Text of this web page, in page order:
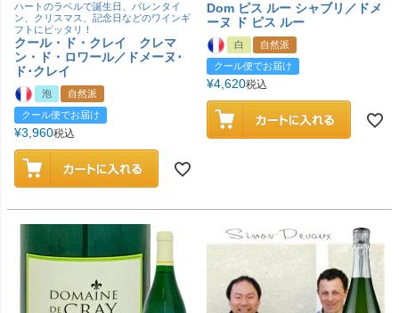
ハートのラベルで誕生日、バレンタイ
ン、クリスマス、記念日などのワインギ
フトにピッタリ！
クール・ド・クレイ クレマ
ン・ド・ロワール／ドメーヌ･
ド･クレイ
泡
自然派
クール便でお届け
¥3,960税込
Dom ピス ルー シャブリ／ドメ
ーヌ ド ピス ルー
白
自然派
クール便でお届け
¥4,620税込